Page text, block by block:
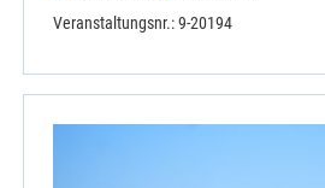
Veranstaltungsnr.: 9-20194